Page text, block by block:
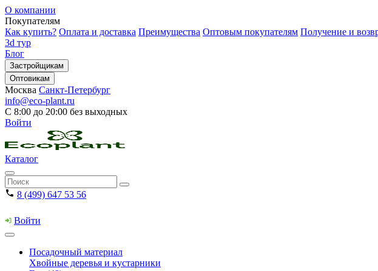
О компании
Покупателям
Как купить? Оплата и доставка Преимущества Оптовым покупателям Получение и
3d тур
Блог
Застройщикам
Оптовикам
Москва Санкт-Петербург
info@eco-plant.ru
С 8:00 до 20:00 без выходных
Войти
Каталог
8 (499) 647 53 56
Войти
Посадочный материал
Хвойные деревья и кустарники